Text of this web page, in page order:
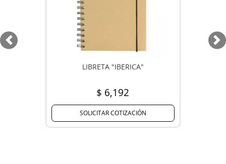
Previous
LIBRETA "IBERICA"
$ 6,192
SOLICITAR COTIZACIÓN